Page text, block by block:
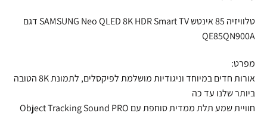
טלוויזיה 85 אינטש SAMSUNG Neo QLED 8K HDR Smart TV דגם
QE85QN900A
מפרט:
אורות חדים במיוחד וניגודיות מושלמת לפיקסלים, לתמונת 8K הטובה
ביותר שלנו עד כה
חוויית שמע תלת ממדית סוחפת עם Object Tracking Sound PRO